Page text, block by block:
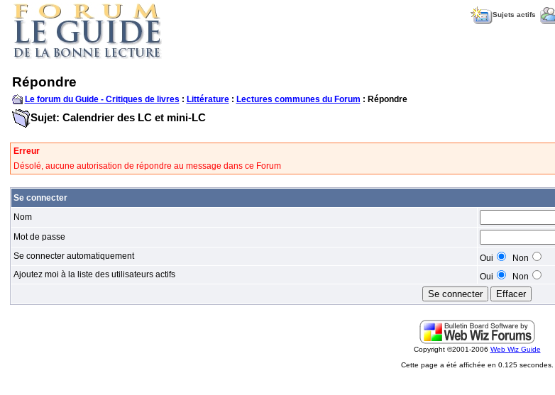
Sujets actifs
Répondre
Le forum du Guide - Critiques de livres : Littérature: Lectures communes du Forum : Répondre
Sujet: Calendrier des LC et mini-LC
Erreur
Désolé, aucune autorisation de répondre au message dans ce Forum
Se connecter
Nom
Mot de passe
Se connecter automatiquement
Oui
Non
Ajoutez moi à la liste des utilisateurs actifs
Oui Non
Copyright ©2001-2006 Web Wiz Guide
Cette page a été affichée en 0.125 secondes.